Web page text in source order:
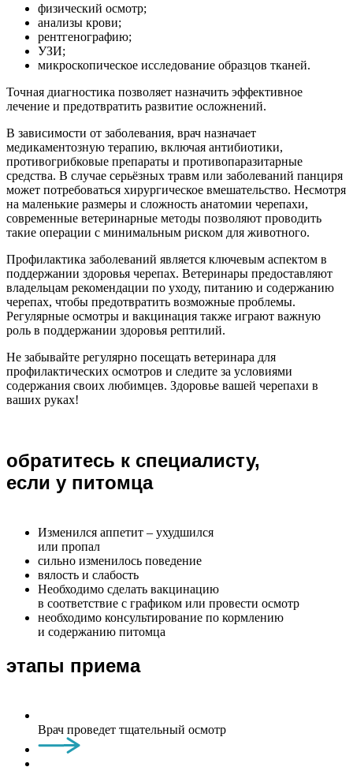
физический осмотр;
анализы крови;
рентгенографию;
УЗИ;
микроскопическое исследование образцов тканей.
Точная диагностика позволяет назначить эффективное
лечение и предотвратить развитие осложнений.
В зависимости от заболевания, врач назначает
медикаментозную терапию, включая антибиотики,
противогрибковые препараты и противопаразитарные
средства. В случае серьёзных травм или заболеваний панциря
может потребоваться хирургическое вмешательство. Несмотря
на маленькие размеры и сложность анатомии черепахи,
современные ветеринарные методы позволяют проводить
такие операции с минимальным риском для животного.
Профилактика заболеваний является ключевым аспектом в
поддержании здоровья черепах. Ветеринары предоставляют
владельцам рекомендации по уходу, питанию и содержанию
черепах, чтобы предотвратить возможные проблемы.
Регулярные осмотры и вакцинация также играют важную
роль в поддержании здоровья рептилий.
Не забывайте регулярно посещать ветеринара для
профилактических осмотров и следите за условиями
содержания своих любимцев. Здоровье вашей черепахи в
ваших руках!
обратитесь к специалисту,
если у питомца
Изменился аппетит – ухудшился
или пропал
сильно изменилось поведение
вялость и слабость
Необходимо сделать вакцинацию
в соответствие с графиком или провести осмотр
необходимо консультирование по кормлению
и содержанию питомца
этапы приема
Врач проведет тщательный осмотр